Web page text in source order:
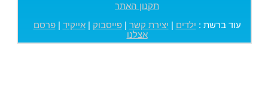
תקנון האתר
עוד ברשת : ילדים יצירת קשר |פייסבוק |אייקיד |פרסם
אצלנו